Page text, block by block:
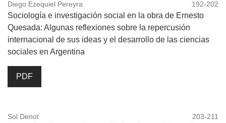
Diego Ezequiel Pereyra 192-202
Sociología e investigación social en la obra de Ernesto
Quesada: Algunas reflexiones sobre la repercusión
internacional de sus ideas y el desarrollo de las ciencias
sociales en Argentina
PDF
Sol Denot 203-211